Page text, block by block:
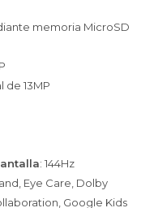
memoria MicroSD
de 13MP
: 144Hz
Eye Care, Dolby
Google Kids